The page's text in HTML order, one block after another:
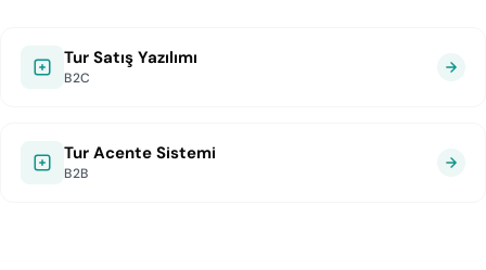
Tur Satış Yazılımı
B2C
Tur Acente Sistemi
B2B